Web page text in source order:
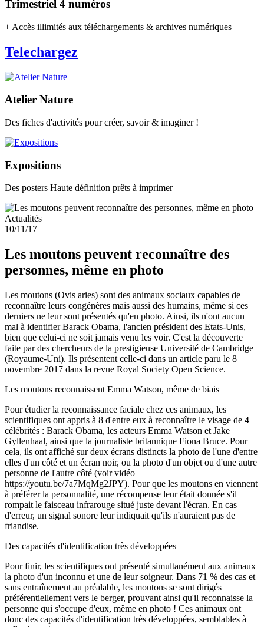
Trimestriel 4 numéros
+ Accès illimités aux téléchargements & archives numériques
Telechargez
Atelier Nature
Des fiches d'activités pour créer, savoir & imaginer !
Expositions
Des posters Haute définition prêts à imprimer
Actualités
10/11/17
Les moutons peuvent reconnaître des
personnes, même en photo
Les moutons (Ovis aries) sont des animaux sociaux capables de
reconnaître leurs congénères mais aussi des humains, même si ces
derniers ne leur sont présentés qu'en photo. Ainsi, ils n'ont aucun
mal à identifier Barack Obama, l'ancien président des Etats-Unis,
bien que celui-ci ne soit jamais venu les voir. C'est la découverte
faite par des chercheurs de la prestigieuse Université de Cambridge
(Royaume-Uni). Ils présentent celle-ci dans un article paru le 8
novembre 2017 dans la revue Royal Society Open Science.
Les moutons reconnaissent Emma Watson, même de biais
Pour étudier la reconnaissance faciale chez ces animaux, les
scientifiques ont appris à 8 d'entre eux à reconnaître le visage de 4
célébrités : Barack Obama, les acteurs Emma Watson et Jake
Gyllenhaal, ainsi que la journaliste britannique Fiona Bruce. Pour
cela, ils ont affiché sur deux écrans distincts la photo de l'une d'entre
elles d'un côté et un écran noir, ou la photo d'un objet ou d'une autre
personne de l'autre côté (voir vidéo
https://youtu.be/7a7MqMg2JPY). Pour que les moutons en viennent
à préférer la personnalité, une récompense leur était donnée s'il
rompait le faisceau infrarouge situé juste devant l'écran. En cas
d'erreur, un signal sonore leur indiquait qu'ils n'auraient pas de
friandise.
Des capacités d'identification très développées
Pour finir, les scientifiques ont présenté simultanément aux animaux
la photo d'un inconnu et une de leur soigneur. Dans 71 % des cas et
sans entraînement au préalable, les moutons se sont dirigés
préférentiellement vers le berger, prouvant ainsi qu'il reconnaisse la
personne qui s'occupe d'eux, même en photo ! Ces animaux ont
donc des capacités d'identification très développées, semblables à